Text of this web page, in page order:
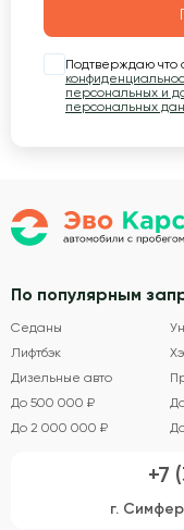
Подтверждаю что
персональных и
персональных
По популярным
Седаны
Лифтбэк
Дизельные авто
До 500 000 ₽
До 2 000 000 ₽
+7
г.